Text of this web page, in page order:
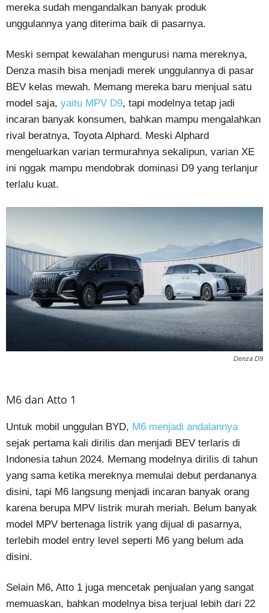
mereka sudah mengandalkan banyak produk
unggulannya yang diterima baik di pasarnya.
Meski sempat kewalahan mengurusi nama mereknya,
Denza masih bisa menjadi merek unggulannya di pasar
BEV kelas mewah. Memang mereka baru menjual satu
model saja, yaitu MPV D9, tapi modelnya tetap jadi
incaran banyak konsumen, bahkan mampu mengalahkan
rival beratnya, Toyota Alphard. Meski Alphard
mengeluarkan varian termurahnya sekalipun, varian XE
ini nggak mampu mendobrak dominasi D9 yang terlanjur
terlalu kuat.
Denza D9
M6 dan Atto 1
Untuk mobil unggulan BYD, M6 menjadi andalannya
sejak pertama kali dirilis dan menjadi BEV terlaris di
Indonesia tahun 2024. Memang modelnya dirilis di tahun
yang sama ketika mereknya memulai debut perdananya
disini, tapi M6 langsung menjadi incaran banyak orang
karena berupa MPV listrik murah meriah. Belum banyak
model MPV bertenaga listrik yang dijual di pasarnya,
terlebih model entry level seperti M6 yang belum ada
disini.
Selain M6, Atto 1 juga mencetak penjualan yang sangat
memuaskan, bahkan modelnya bisa terjual lebih dari 22